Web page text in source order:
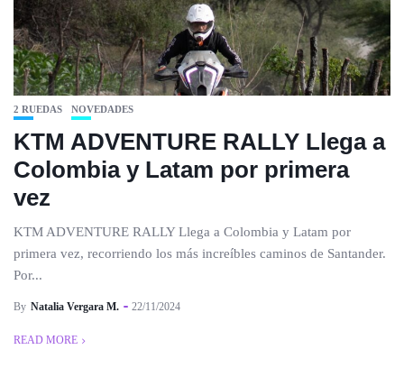
2 RUEDAS NOVEDADES
KTM ADVENTURE RALLY Llega a
Colombia y Latam por primera
vez
KTM ADVENTURE RALLY Llega a Colombia y Latam por
primera vez, recorriendo los más increíbles caminos de Santander.
Por...
By Natalia Vergara M. 22/11/2024
READ MORE